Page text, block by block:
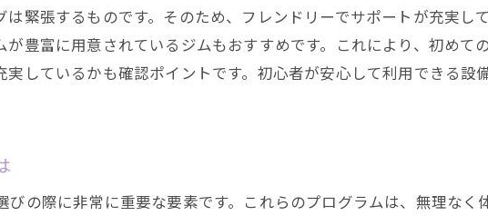
緊張するものです。そのため、フレンドリーでサポートが充実し
豊富に用意されているジムもおすすめです。これにより、初めて
しているかも確認ポイントです。初心者が安心して利用できる設
の際に非常に重要な要素です。これらのプログラムは、無理なく